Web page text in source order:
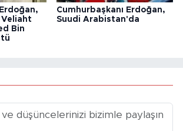
Bin
Cumhurbaşkanı Erdoğan,
Suudi Arabistan'da